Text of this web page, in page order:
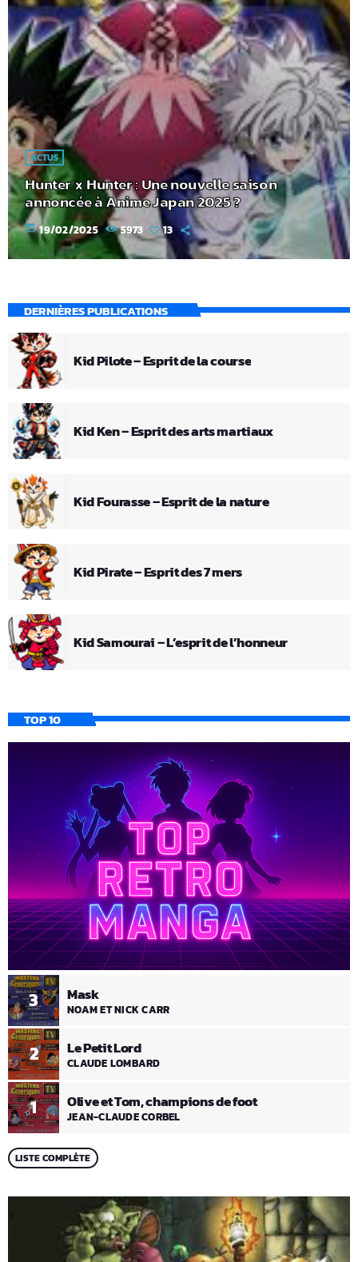
ACTUS
Hunter x Hunter : Une nouvelle saison
annoncée à Anime Japan 2025 ?
today 19/02/2025 5973 13
DERNIÈRES PUBLICATIONS
Kid Pilote – Esprit de la course
Kid Ken – Esprit des arts martiaux
Kid Fourasse – Esprit de la nature
Kid Pirate – Esprit des 7 mers
Kid Samourai – L’esprit de l’honneur
TOP 10
1 Olive et Tom, champions de foot
JEAN-CLAUDE CORBEL
2 Le Petit Lord
CLAUDE LOMBARD
3 Mask
NOAM ET NICK CARR
LISTE COMPLÈTE